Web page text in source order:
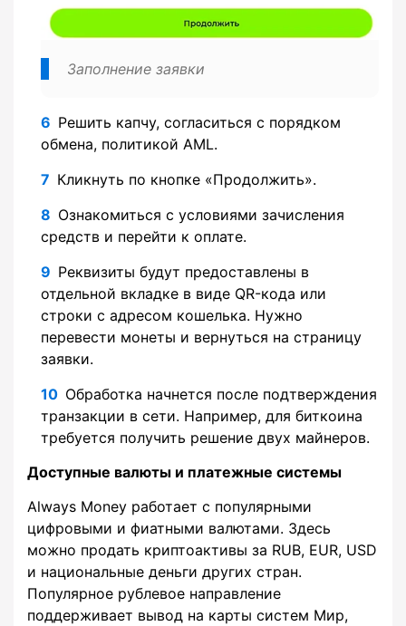
Заполнение заявки
Решить капчу, согласиться с порядком
обмена, политикой AML.
Кликнуть по кнопке «Продолжить».
Ознакомиться с условиями зачисления
средств и перейти к оплате.
Реквизиты будут предоставлены в
отдельной вкладке в виде QR-кода или
строки с адресом кошелька. Нужно
перевести монеты и вернуться на страницу
заявки.
Обработка начнется после подтверждения
транзакции в сети. Например, для биткоина
требуется получить решение двух майнеров.
Доступные валюты и платежные системы
Always Money работает с популярными
цифровыми и фиатными валютами. Здесь
можно продать криптоактивы за RUB, EUR, USD
и национальные деньги других стран.
Популярное рублевое направление
поддерживает вывод на карты систем Мир,